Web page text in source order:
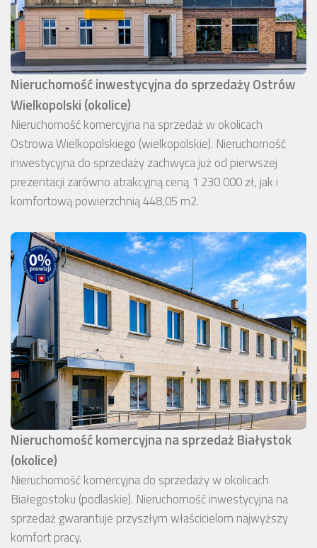
Nieruchomość inwestycyjna do sprzedaży Ostrów
Wielkopolski (okolice)
Nieruchomość komercyjna na sprzedaż w okolicach
Ostrowa Wielkopolskiego (wielkopolskie). Nieruchomość
inwestycyjna do sprzedaży zachwyca już od pierwszej
prezentacji zarówno atrakcyjną ceną 1 230 000 zł, jak i
komfortową powierzchnią 448,05 m2.
Nieruchomość komercyjna na sprzedaż Białystok
(okolice)
Nieruchomość komercyjna do sprzedaży w okolicach
Białegostoku (podlaskie). Nieruchomość inwestycyjna na
sprzedaż gwarantuje przyszłym właścicielom najwyższy
komfort pracy.